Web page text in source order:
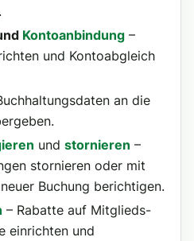
Kontoanbindung –
und Kontoabgleich
an die
und stornieren –
stornieren oder mit
Buchung berichtigen.
– Rabatte auf Mitglieds-
einrichten und